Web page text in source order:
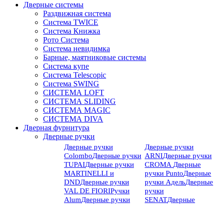
Дверные системы
Раздвижная система
Система TWICE
Система Книжка
Рото Система
Система невидимка
Барные, маятниковые системы
Система купе
Система Telescopic
Система SWING
СИСТЕМА LOFT
СИСТЕМА SLIDING
СИСТЕМА MAGIC
СИСТЕМА DIVA
Дверная фурнитура
Дверные ручки
Дверные ручки
ColomboДверные ручки
TUPAIДверные ручки
MARTINELLI и
DNDДверные ручки
VAL DE FIORIРучки
AlumДверные ручки
Дверные ручки
ARNIДверные ручки
CROMA Дверные
ручки PuntoДверные
ручки АдельДверные
ручки
SENATДверные